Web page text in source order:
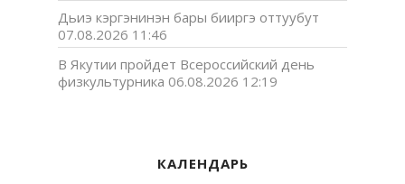
Дьиэ кэргэнинэн бары бииргэ оттуубут
07.08.2026 11:46
В Якутии пройдет Всероссийский день
физкультурника 06.08.2026 12:19
КАЛЕНДАРЬ